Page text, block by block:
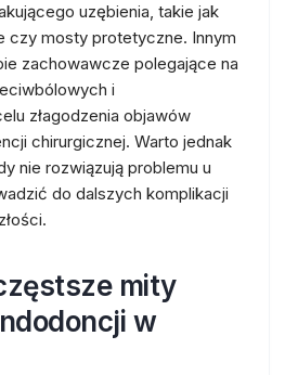
uzębienia, takie jak
czy mosty protetyczne. Innym
zachowawcze polegające na
i
złagodzenia objawów
chirurgicznej. Warto jednak
nie rozwiązują problemu u
do dalszych komplikacji
mity
w